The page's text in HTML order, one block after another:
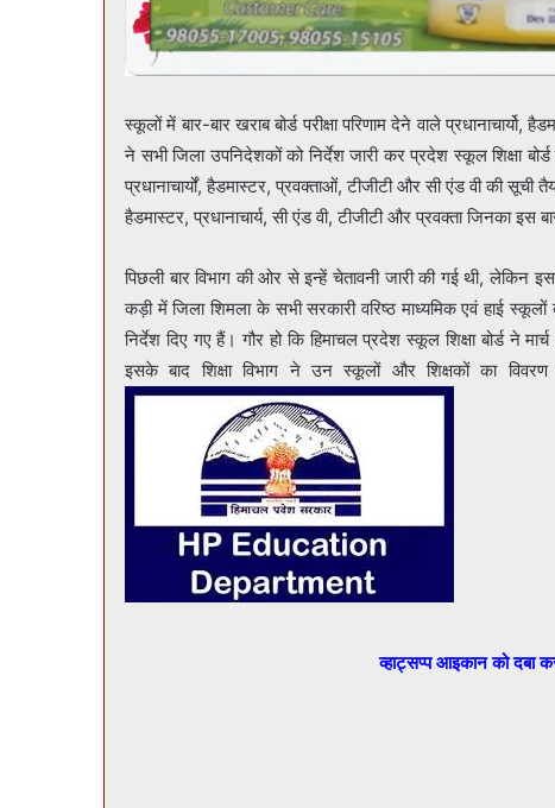
स्कूलों में बार-बार खराब बोर्ड परीक्षा परिणाम देने वाले
ने सभी जिला उपनिदेशकों को निर्देश जारी कर प्रदेश स्कूल शिक्षा
प्रधानाचार्यों, हैडमास्टर, प्रवक्ताओं, टीजीटी और सी एंड वी की सूची
हैडमास्टर, प्रधानाचार्य, सी एंड वी, टीजीटी और प्रवक्ता जिनका इस
पिछली बार विभाग की ओर से इन्हें चेतावनी जारी की गई थी, लेकिन
कड़ी में जिला शिमला के सभी सरकारी वरिष्ठ माध्यमिक एवं हाई
निर्देश दिए गए हैं। गौर हो कि हिमाचल प्रदेश स्कूल शिक्षा बोर्ड ने
इसके बाद शिक्षा विभाग ने उन स्कूलों और शिक्षकों का विवरण
व्हाट्सप्प आइकान को